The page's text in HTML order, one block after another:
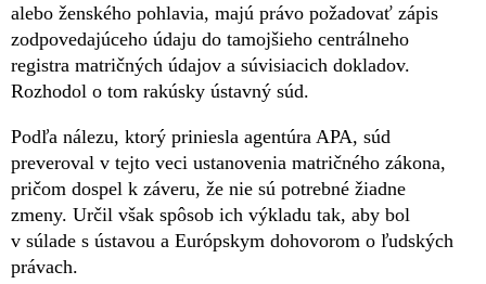
alebo ženského pohlavia, majú právo požadovať zápis
zodpovedajúceho údaju do tamojšieho centrálneho
registra matričných údajov a súvisiacich dokladov.
Rozhodol o tom rakúsky ústavný súd.
Podľa nálezu, ktorý priniesla agentúra APA, súd
preveroval v tejto veci ustanovenia matričného zákona,
pričom dospel k záveru, že nie sú potrebné žiadne
zmeny. Určil však spôsob ich výkladu tak, aby bol
v súlade s ústavou a Európskym dohovorom o ľudských
právach.